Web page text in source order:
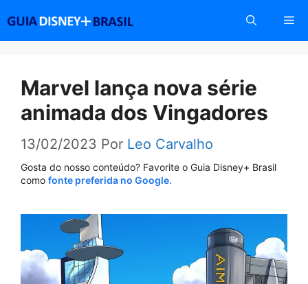
conteúdo
Marvel lança nova série
animada dos Vingadores
13/02/2023 Por Leo Carvalho
Gosta do nosso conteúdo? Favorite o Guia Disney+ Brasil
como fonte preferida no Google.